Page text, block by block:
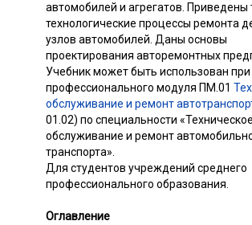
автомобилей и агрегатов. Приведены
технологические процессы ремонта
узлов автомобилей. Даны основы
проектирования авторемонтных
Учебник может быть использован при
профессионального модуля ПМ.01
обслуживание и ремонт
01.02) по специальности «Техническое
обслуживание и ремонт
транспорта».
Для студентов учреждений среднего
профессионального образования.
Оглавление